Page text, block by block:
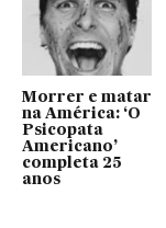
Morrer e matar
na América: ‘O
Psicopata
Americano’
completa 25
anos